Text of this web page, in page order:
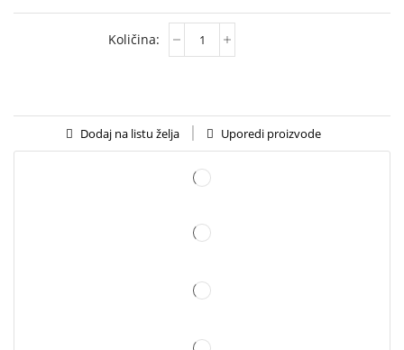
Dodaj na listu želja Uporedi proizvode